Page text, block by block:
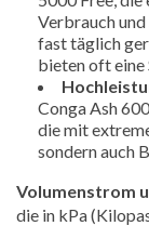
Verbrauch
fast täglich
bieten oft eine
Conga Ash
die mit
sondern auch
Volumenstrom
die in kPa